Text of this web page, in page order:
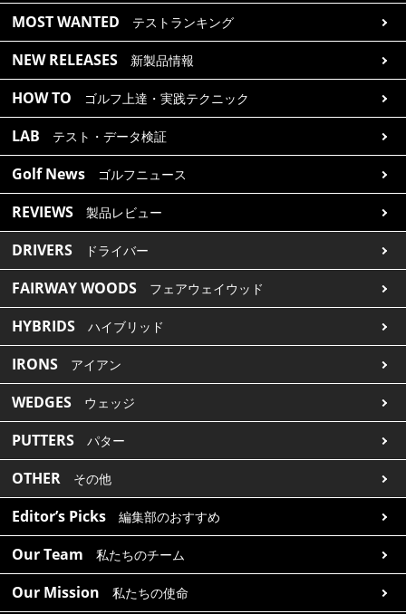
MOST WANTED テストランキング
NEW RELEASES 新製品情報
HOW TO ゴルフ上達・実践テクニック
LAB テスト・データ検証
Golf News ゴルフニュース
REVIEWS 製品レビュー
DRIVERS ドライバー
FAIRWAY WOODS フェアウェイウッド
HYBRIDS ハイブリッド
IRONS アイアン
WEDGES ウェッジ
PUTTERS パター
OTHER その他
Editor’s Picks 編集部のおすすめ
Our Team 私たちのチーム
Our Mission 私たちの使命